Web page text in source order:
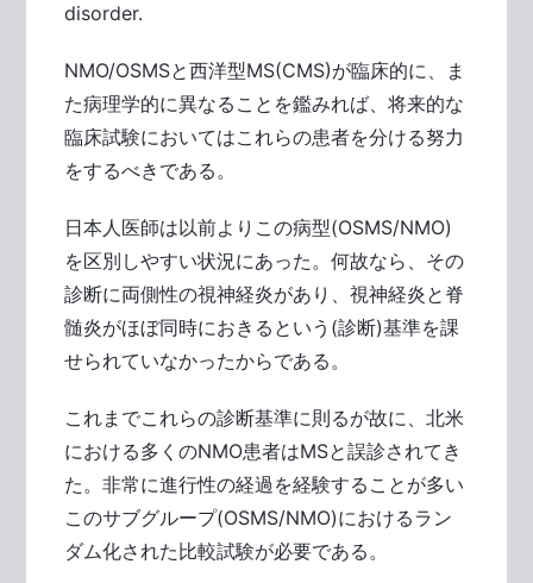
disorder.
NMO/OSMSと西洋型MS(CMS)が臨床的に、ま
た病理学的に異なることを鑑みれば、将来的な
臨床試験においてはこれらの患者を分ける努力
をするべきである。
日本人医師は以前よりこの病型(OSMS/NMO)
を区別しやすい状況にあった。何故なら、その
診断に両側性の視神経炎があり、視神経炎と脊
髄炎がほぼ同時におきるという(診断)基準を課
せられていなかったからである。
これまでこれらの診断基準に則るが故に、北米
における多くのNMO患者はMSと誤診されてき
た。非常に進行性の経過を経験することが多い
このサブグループ(OSMS/NMO)におけるラン
ダム化された比較試験が必要である。